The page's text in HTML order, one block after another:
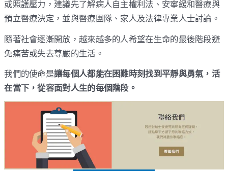
或照護壓力，建議先了解病人自主權利法、安寧緩和醫療與
預立醫療決定，並與醫療團隊、家人及法律專業人士討論。
隨著社會逐漸開放，越來越多的人希望在生命的最後階段避
免痛苦或失去尊嚴的生活。
我們的使命是讓每個人都能在困難時刻找到平靜與勇氣，活
在當下，從容面對人生的每個階段。